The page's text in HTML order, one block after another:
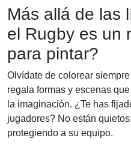
Más allá de las
el Rugby es un
para pintar?
Olvídate de colorear
regala formas y escenas
la imaginación. ¿Te has
jugadores? No están
protegiendo a su equipo.